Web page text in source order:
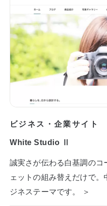
ビジネス・企業サイト
White Studio Ⅱ
誠実さが伝わる白基調の
ェットの組み替えだけで
ジネステーマです。 ＞